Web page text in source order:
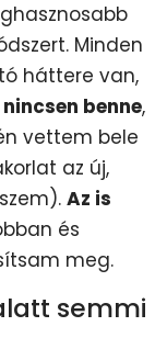
Minden
háttere van,
benne,
vettem bele
az új,
Az is
és
meg.
semmi